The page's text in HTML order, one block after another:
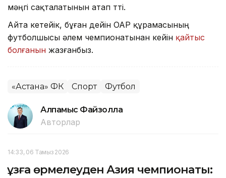
мәңгі сақталатынын атап өтті.
Айта кетейік, бұған дейін ОАР құрамасының
футболшысы әлем чемпионатынан кейін қайтыс
болғанын жазғанбыз.
«Астана» ФК Спорт Футбол
Алпамыс Файзолла
Авторлар
14:33, 06 Тамыз 2026
Құзға өрмелеуден Азия чемпионаты: